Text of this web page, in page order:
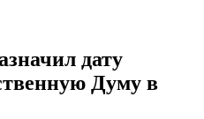
дату
Думу в